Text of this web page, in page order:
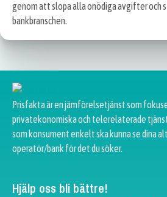
genom att slopa alla onödiga avgifter och
bankbranschen.
Prisfakta är en jämförelsetjänst som
privatekonomiska och telerelaterade
som konsument enkelt ska kunna se dina
operatör/bank för det du söker.
Hjälp oss bli bättre!